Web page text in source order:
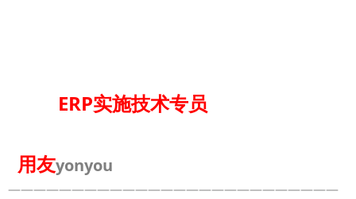
ERP实施技术专员
用友yonyou
——————————————————————————